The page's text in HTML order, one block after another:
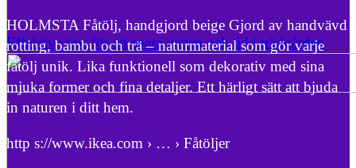
Effektiva tips för att spara vatten och tid i trädgården
HOLMSTA Fåtölj, handgjord beige Gjord av handvävd
rotting, bambu och trä – naturmaterial som gör varje
fåtölj unik. Lika funktionell som dekorativ med sina
mjuka former och fina detaljer. Ett härligt sätt att bjuda
in naturen i ditt hem.
http s://www.ikea.com › … › Fåtöljer